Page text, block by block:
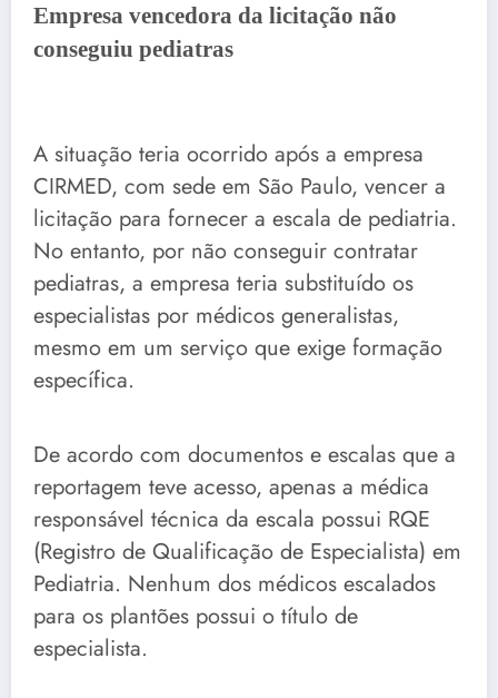
Empresa vencedora da licitação não
conseguiu pediatras
A situação teria ocorrido após a empresa
CIRMED, com sede em São Paulo, vencer a
licitação para fornecer a escala de pediatria.
No entanto, por não conseguir contratar
pediatras, a empresa teria substituído os
especialistas por médicos generalistas,
mesmo em um serviço que exige formação
específica.
De acordo com documentos e escalas que a
reportagem teve acesso, apenas a médica
responsável técnica da escala possui RQE
(Registro de Qualificação de Especialista) em
Pediatria. Nenhum dos médicos escalados
para os plantões possui o título de
especialista.